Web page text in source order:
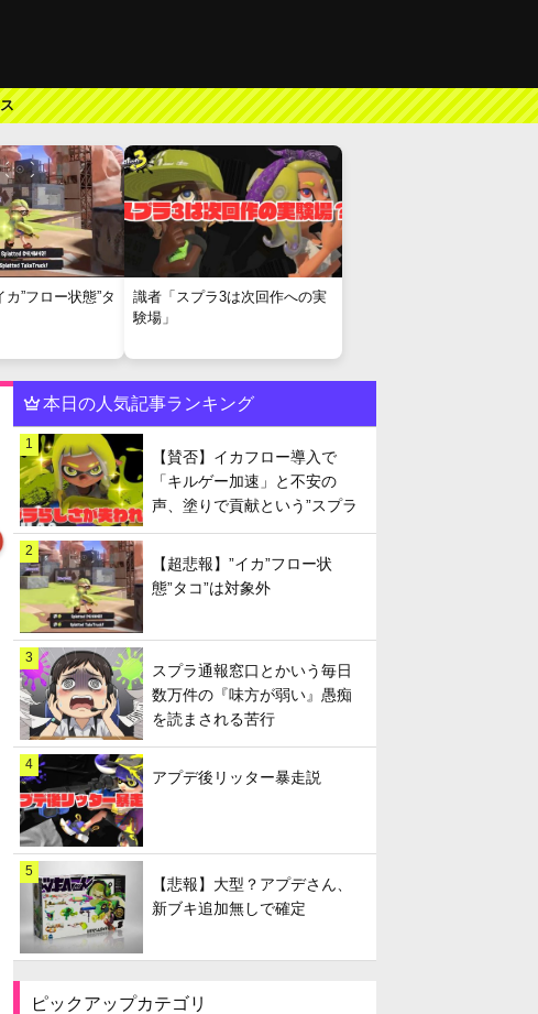
カ”フロー状態”タ
識者「スプラ3は次回作への実
験場」
本日の人気記事ランキング
1
【賛否】イカフロー導入で
「キルゲー加速」と不安の
声、塗りで貢献という”スプラ
らしさ”は失われてしまうのか
2
【超悲報】”イカ”フロー状
態”タコ”は対象外
3
スプラ通報窓口とかいう毎日
数万件の『味方が弱い』愚痴
を読まされる苦行
4
アプデ後リッター暴走説
5
【悲報】大型？アプデさん、
新ブキ追加無しで確定
ピックアップカテゴリ